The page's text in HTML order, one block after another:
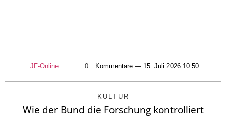
JF-Online 0 Kommentare — 15. Juli 2026 10:50
KULTUR
Wie der Bund die Forschung kontrolliert